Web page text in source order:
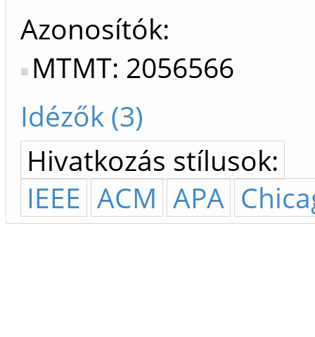
Azonosítók
MTMT: 2056566
Idézők (3)
Hivatkozás stílusok:
IEEE ACM APA